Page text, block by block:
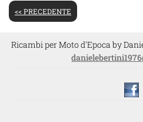
<< PRECEDENTE
Ricambi per Moto d'Epoca by